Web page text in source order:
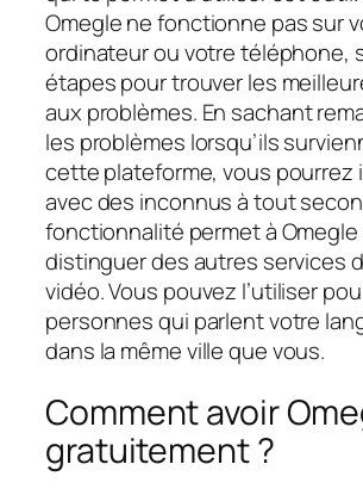
Omegle ne fonctionne pas sur
ordinateur ou votre téléphone,
étapes pour trouver les
aux problèmes. En sachant
les problèmes lorsqu’ils
cette plateforme, vous pourrez
avec des inconnus à tout
fonctionnalité permet à Omegle
distinguer des autres services
vidéo. Vous pouvez l’utiliser
personnes qui parlent votre
dans la même ville que vous.
Comment avoir
gratuitement ?